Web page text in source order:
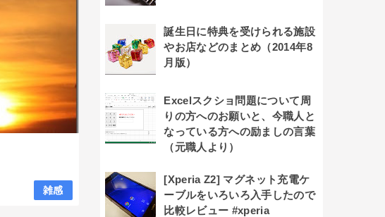
雑感
誕生日に特典を受けられる施設
やお店などのまとめ（2014年8
月版）
Excelスクショ問題について周
りの方へのお願いと、今職人と
なっている方への励ましの言葉
（元職人より）
[Xperia Z2] マグネット充電ケ
ーブルをいろいろ入手したので
比較レビュー #xperia